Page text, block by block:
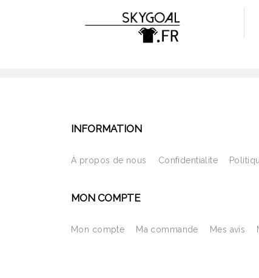
INFORMATION
À propos de nous Confidentialite
MON COMPTE
Mon compte Ma commande Mes avis